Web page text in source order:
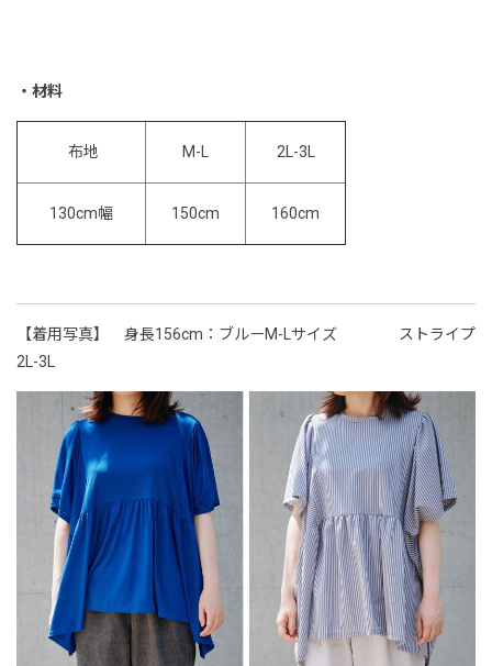
・材料
布地 M-L 2L-3L
130cm幅 150cm 160cm
【着用写真】 身長156cm：ブルーM-Lサイズ ストライプ
2L-3L